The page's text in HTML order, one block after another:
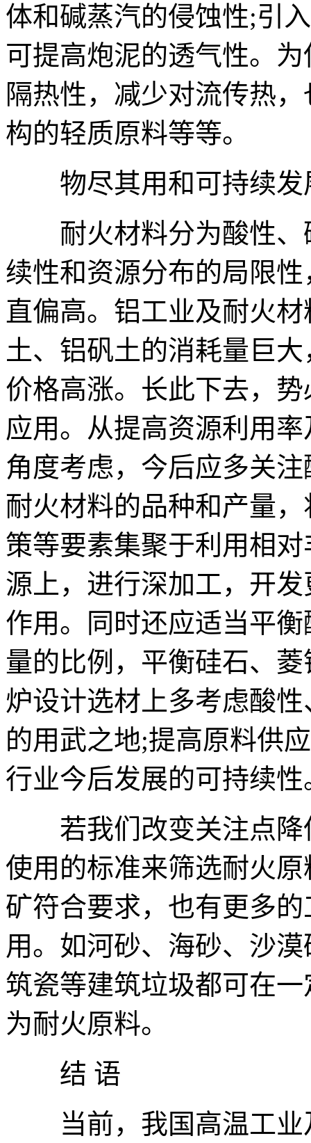
体和碱蒸汽的侵蚀性;引
可提高炮泥的透气性。
隔热性，减少对流传热
构的轻质原料等等。
物尽其用和可持续发
耐火材料分为酸性、
续性和资源分布的局限
直偏高。铝工业及耐火
土、铝矾土的消耗量巨
价格高涨。长此下去，
应用。从提高资源利用
角度考虑，今后应多关
耐火材料的品种和产量
策等要素集聚于利用相
源上，进行深加工，开
作用。同时还应适当平
量的比例，平衡硅石、
炉设计选材上多考虑酸
的用武之地;提高原料供
行业今后发展的可持续性
若我们改变关注点降
使用的标准来筛选耐火
矿符合要求，也有更多
用。如河砂、海砂、沙
筑瓷等建筑垃圾都可在
为耐火原料。
结 语
当前，我国高温工业